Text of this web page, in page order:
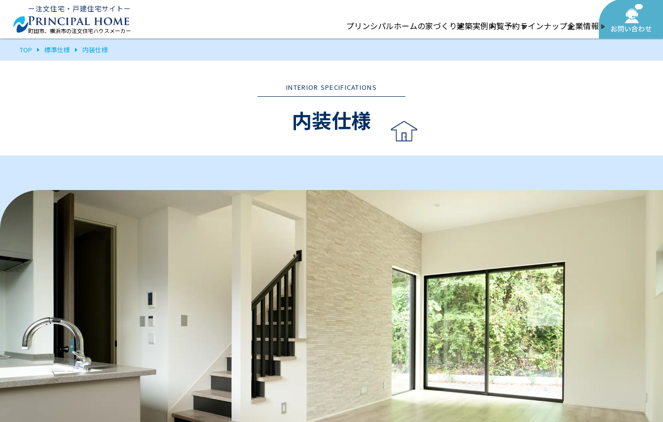
ー注文住宅・戸建住宅サイトー
町田市、横浜市の注文住宅ハウスメーカー プリンシパルホームの家づくり建築実例内覧予約ラインナップ企業情報
TOP 標準仕様 内装仕様
INTERIOR SPECIFICATIONS
内装仕様